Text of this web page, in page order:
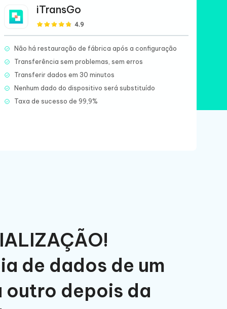
iTransGo
Não há restauração de fábrica após a configuração
Transferência sem problemas, sem erros
Transferir dados em 30 minutos
Nenhum dado do dispositivo será substituído
Taxa de sucesso de 99,9%
de dados de um
outro depois da